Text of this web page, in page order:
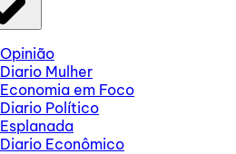
Opinião
Diario Mulher
Economia em Foco
Diario Político
Esplanada
Diario Econômico